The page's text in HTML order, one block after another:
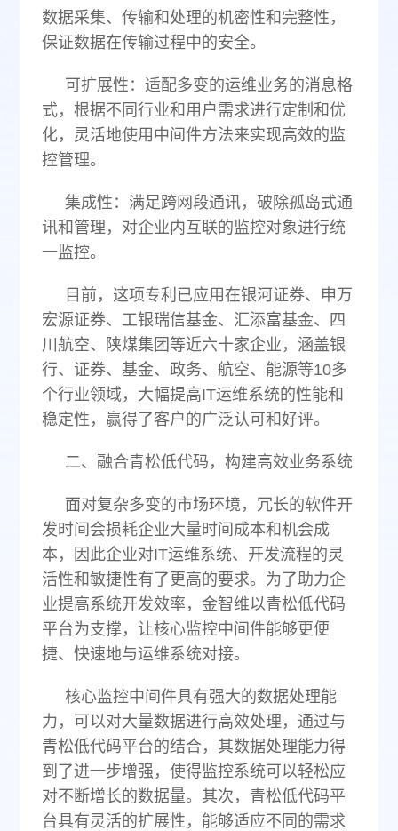
数据采集、传输和处理的机密性和完整性，
保证数据在传输过程中的安全。
可扩展性：适配多变的运维业务的消息格
式，根据不同行业和用户需求进行定制和优
化，灵活地使用中间件方法来实现高效的监
控管理。
集成性：满足跨网段通讯，破除孤岛式通
讯和管理，对企业内互联的监控对象进行统
一监控。
目前，这项专利已应用在银河证券、申万
宏源证券、工银瑞信基金、汇添富基金、四
川航空、陕煤集团等近六十家企业，涵盖银
行、证券、基金、政务、航空、能源等10多
个行业领域，大幅提高IT运维系统的性能和
稳定性，赢得了客户的广泛认可和好评。
二、融合青松低代码，构建高效业务系统
面对复杂多变的市场环境，冗长的软件开
发时间会损耗企业大量时间成本和机会成
本，因此企业对IT运维系统、开发流程的灵
活性和敏捷性有了更高的要求。为了助力企
业提高系统开发效率，金智维以青松低代码
平台为支撑，让核心监控中间件能够更便
捷、快速地与运维系统对接。
核心监控中间件具有强大的数据处理能
力，可以对大量数据进行高效处理，通过与
青松低代码平台的结合，其数据处理能力得
到了进一步增强，使得监控系统可以轻松应
对不断增长的数据量。其次，青松低代码平
台具有灵活的扩展性，能够适应不同的需求